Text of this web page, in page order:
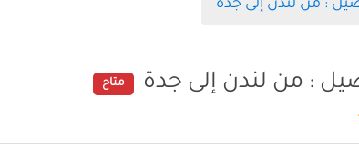
: من لندن إلى جدة
: من لندن إلى جدة متاح